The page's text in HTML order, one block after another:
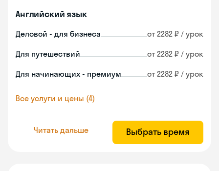
Английский язык
Деловой - для бизнеса от 2282 ₽ / урок
Для путешествий от 2282 ₽ / урок
Для начинающих - премиум от 2282 ₽ / урок
Все услуги и цены (4)
Читать дальше Выбрать время